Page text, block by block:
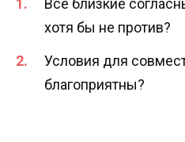
Все близкие
хотя бы не против?
Условия для
благоприятны?